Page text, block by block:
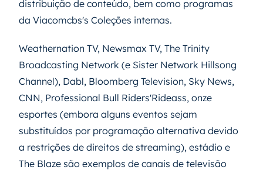
distribuição de conteúdo, bem como programas
da Viacomcbs's Coleções internas.
Weathernation TV, Newsmax TV, The Trinity
Broadcasting Network (e Sister Network Hillsong
Channel), Dabl, Bloomberg Television, Sky News,
CNN, Professional Bull Riders'Rideass, onze
esportes (embora alguns eventos sejam
substituídos por programação alternativa devido
a restrições de direitos de streaming), estádio e
The Blaze são exemplos de canais de televisão